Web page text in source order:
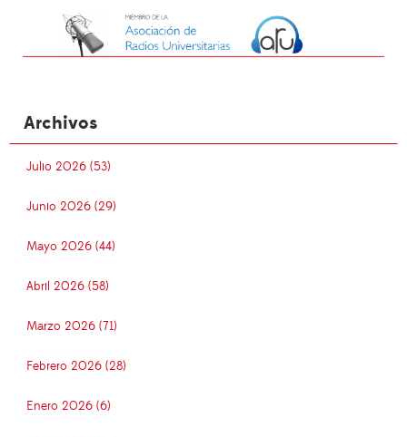
Archivos
Julio 2026 (53)
Junio 2026 (29)
Mayo 2026 (44)
Abril 2026 (58)
Marzo 2026 (71)
Febrero 2026 (28)
Enero 2026 (6)